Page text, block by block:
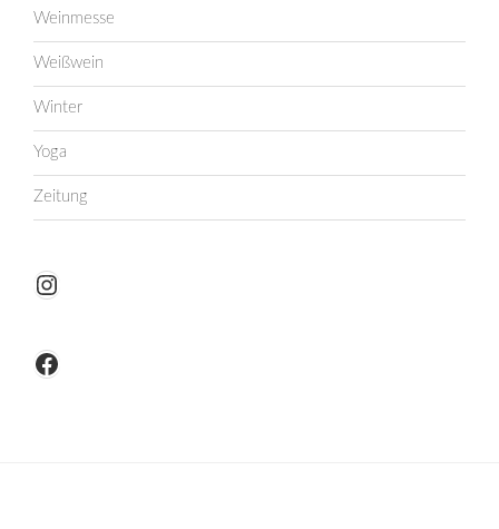
Weinmesse
Weißwein
Winter
Yoga
Zeitung
Instagram
Facebook